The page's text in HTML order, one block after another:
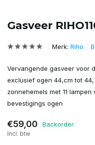
Gasveer
Merk: Riho
Vervangende gasveer voor
exclusief ogen 44,cm tot
zonnehemels met 11
bevestigings ogen
€59,00 Backorder
Incl. btw